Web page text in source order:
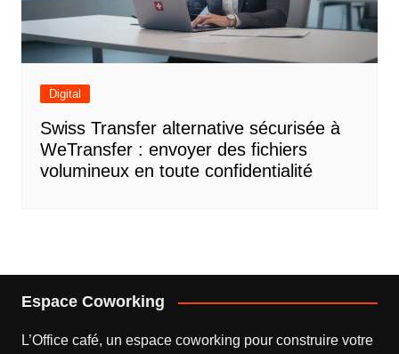
Digital
Swiss Transfer alternative sécurisée à
WeTransfer : envoyer des fichiers
volumineux en toute confidentialité
Espace Coworking
L’Office café, un espace coworking pour construire votre